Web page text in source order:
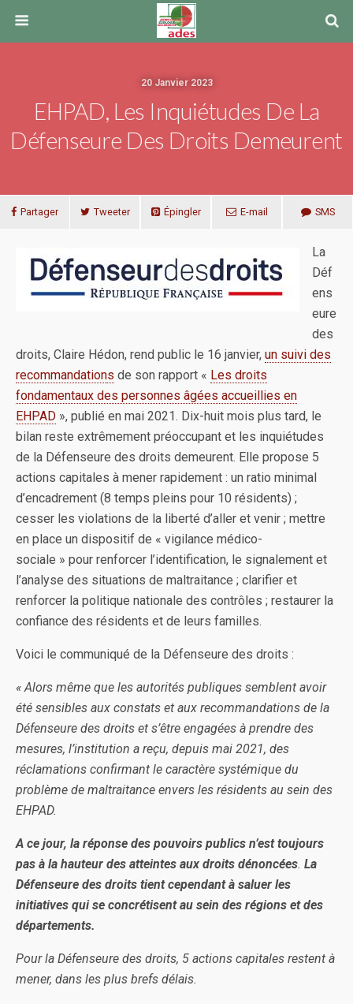
20 Janvier 2023
EHPAD, Les Inquiétudes De La
Défenseure Des Droits Demeurent
Partager Tweeter Épingler E-mail SMS
La
Déf
ens
eure
des
droits, Claire Hédon, rend public le 16 janvier, un suivi des
recommandations de son rapport « Les droits
fondamentaux des personnes âgées accueillies en
EHPAD », publié en mai 2021. Dix-huit mois plus tard, le
bilan reste extrêmement préoccupant et les inquiétudes
de la Défenseure des droits demeurent. Elle propose 5
actions capitales à mener rapidement : un ratio minimal
d’encadrement (8 temps pleins pour 10 résidents) ;
cesser les violations de la liberté d’aller et venir ; mettre
en place un dispositif de « vigilance médico-
sociale » pour renforcer l’identification, le signalement et
l’analyse des situations de maltraitance ; clarifier et
renforcer la politique nationale des contrôles ; restaurer la
confiance des résidents et de leurs familles.
Voici le communiqué de la Défenseure des droits :
« Alors même que les autorités publiques semblent avoir
été sensibles aux constats et aux recommandations de la
Défenseure des droits et s’être engagées à prendre des
mesures, l’institution a reçu, depuis mai 2021, des
réclamations confirmant le caractère systémique du
problème de maltraitance envers les résidents au sein des
EHPAD.
A ce jour, la réponse des pouvoirs publics n’est toujours
pas à la hauteur des atteintes aux droits dénoncées. La
Défenseure des droits tient cependant à saluer les
initiatives qui se concrétisent au sein des régions et des
départements.
Pour la Défenseure des droits, 5 actions capitales restent à
mener, dans les plus brefs délais.